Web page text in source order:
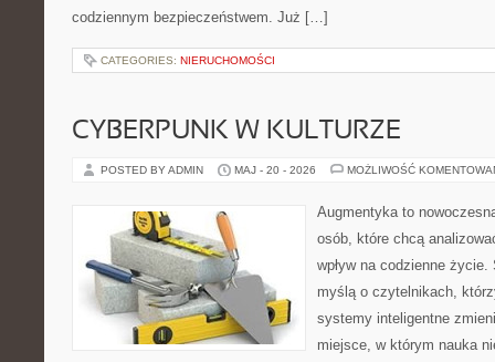
codziennym bezpieczeństwem. Już […]
CATEGORIES: NIERUCHOMOŚCI
CYBERPUNK W KULTURZE
POSTED BY ADMIN MAJ - 20 - 2026 MOŻLIWOŚĆ
Augmentyka to
osób, które chcą
wpływ na codzienne
myślą o czytelnikach,
systemy inteligentne
miejsce, w którym nauka